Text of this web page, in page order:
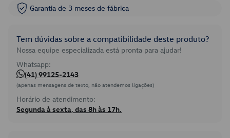
Garantia de 3 meses de fábrica
Tem dúvidas sobre a compatibilidade deste produto?
Nossa equipe especializada está pronta para ajudar!
Whatsapp:
(41) 99125-2143
(apenas mensagens de texto, não atendemos ligações)
Horário de atendimento:
Segunda à sexta, das 8h às 17h.